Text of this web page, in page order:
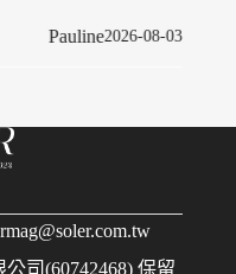
司(60742468) 保留